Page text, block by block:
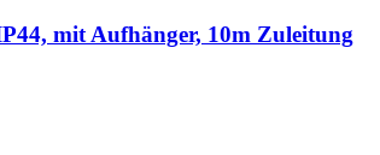
mit Aufhänger, 10m Zuleitung